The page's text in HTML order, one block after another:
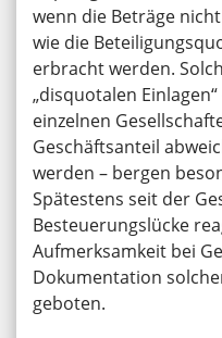
wenn die Beträge
wie die
erbracht werden.
„disquotalen
einzelnen
Geschäftsanteil
werden – bergen
Spätestens seit der
Besteuerungslücke
Aufmerksamkeit bei
Dokumentation
geboten.